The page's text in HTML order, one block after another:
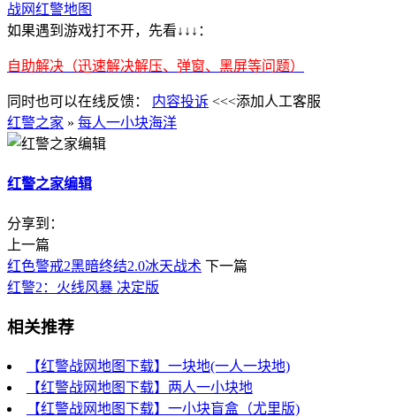
战网红警地图
如果遇到游戏打不开，先看↓↓↓：
自助解决（迅速解决解压、弹窗、黑屏等问题）
同时也可以在线反馈： 内容投诉 <<<添加人工客服
红警之家 » 每人一小块海洋
红警之家编辑
分享到：
上一篇
红色警戒2黑暗终结2.0冰天战术 下一篇
红警2：火线风暴 决定版
相关推荐
【红警战网地图下载】一块地(一人一块地)
【红警战网地图下载】两人一小块地
【红警战网地图下载】一小块盲盒（尤里版)